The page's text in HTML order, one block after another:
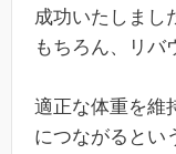
成功いたしまし
もちろん、リバ
適正な体重を維
につながるとい